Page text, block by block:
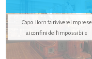
Capo Horn fa rivivere imprese
ai confini dell’impossibile